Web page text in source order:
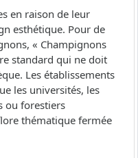
en raison de leur
esthétique. Pour de
« Champignons
standard qui ne doit
Les établissements
les universités, les
ou forestiers
thématique fermée